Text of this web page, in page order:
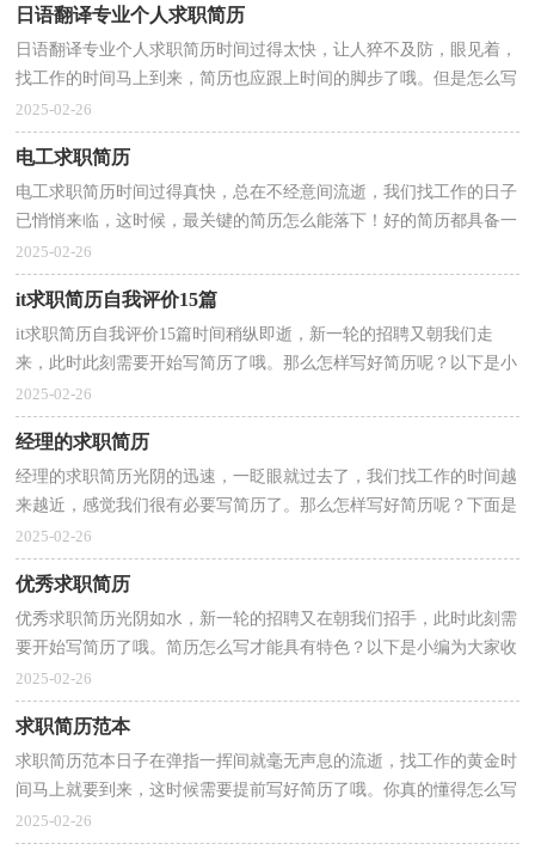
日语翻译专业个人求职简历
日语翻译专业个人求职简历时间过得太快，让人猝不及防，眼见着，
找工作的时间马上到来，简历也应跟上时间的脚步了哦。但是怎么写
才更能吸引眼球呢？下面是小编精心整理的日语翻译专业...
2025-02-26
电工求职简历
电工求职简历时间过得真快，总在不经意间流逝，我们找工作的日子
已悄悄来临，这时候，最关键的简历怎么能落下！好的简历都具备一
些什么特点呢？以下是小编精心整理的电工求职简历，欢迎大...
2025-02-26
it求职简历自我评价15篇
it求职简历自我评价15篇时间稍纵即逝，新一轮的招聘又朝我们走
来，此时此刻需要开始写简历了哦。那么怎样写好简历呢？以下是小
编为大家整理的it求职简历自我评价，仅供参考，欢迎大家...
2025-02-26
经理的求职简历
经理的求职简历光阴的迅速，一眨眼就过去了，我们找工作的时间越
来越近，感觉我们很有必要写简历了。那么怎样写好简历呢？下面是
小编精心整理的经理的求职简历，希望对大家有所帮助。...
2025-02-26
优秀求职简历
优秀求职简历光阴如水，新一轮的招聘又在朝我们招手，此时此刻需
要开始写简历了哦。简历怎么写才能具有特色？以下是小编为大家收
集的优秀求职简历，欢迎阅读与收藏。优秀求职简历1...
2025-02-26
求职简历范本
求职简历范本日子在弹指一挥间就毫无声息的流逝，找工作的黄金时
间马上就要到来，这时候需要提前写好简历了哦。你真的懂得怎么写
好简历吗？下面是小编为大家收集的求职简历范本，仅...
2025-02-26